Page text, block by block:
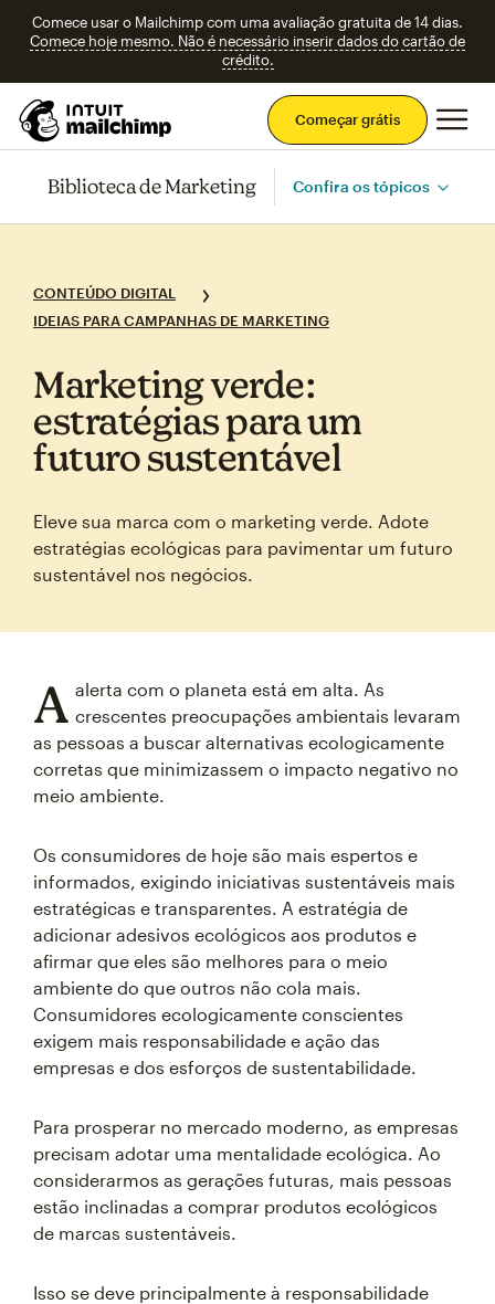
Comece usar o Mailchimp com uma avaliação gratuita de 14 dias.
Comece hoje mesmo. Não é necessário inserir dados do cartão de
crédito.
Começar grátis
Biblioteca de Marketing Confira os tópicos
CONTEÚDO DIGITAL
IDEIAS PARA CAMPANHAS DE MARKETING
Marketing verde:
estratégias para um
futuro sustentável
Eleve sua marca com o marketing verde. Adote
estratégias ecológicas para pavimentar um futuro
sustentável nos negócios.
A alerta com o planeta está em alta. As
crescentes preocupações ambientais levaram
as pessoas a buscar alternativas ecologicamente
corretas que minimizassem o impacto negativo no
meio ambiente.
Os consumidores de hoje são mais espertos e
informados, exigindo iniciativas sustentáveis mais
estratégicas e transparentes. A estratégia de
adicionar adesivos ecológicos aos produtos e
afirmar que eles são melhores para o meio
ambiente do que outros não cola mais.
Consumidores ecologicamente conscientes
exigem mais responsabilidade e ação das
empresas e dos esforços de sustentabilidade.
Para prosperar no mercado moderno, as empresas
precisam adotar uma mentalidade ecológica. Ao
considerarmos as gerações futuras, mais pessoas
estão inclinadas a comprar produtos ecológicos
de marcas sustentáveis.
Isso se deve principalmente à responsabilidade